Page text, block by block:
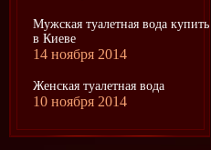
Мужская туалетная вода купить
в Киеве
14 ноября 2014
Женская туалетная вода
10 ноября 2014